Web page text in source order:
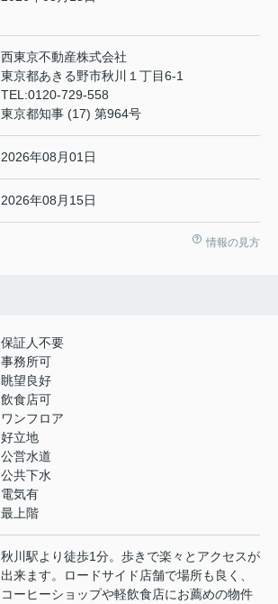
西東京不動産株式会社
東京都あきる野市秋川１丁目6-1
TEL:0120-729-558
東京都知事 (17) 第964号
2026年08月01日
2026年08月15日
情報の見方
保証人不要
事務所可
眺望良好
飲食店可
ワンフロア
好立地
公営水道
公共下水
電気有
最上階
秋川駅より徒歩1分。歩きで楽々とアクセスが
出来ます。ロードサイド店舗で場所も良く、
コーヒーショップや軽飲食店にお薦めの物件